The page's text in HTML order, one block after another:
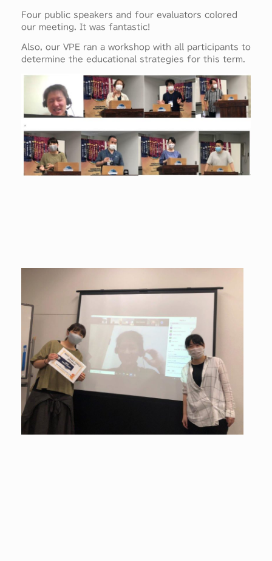
Four public speakers and four evaluators colored
our meeting. It was fantastic!
Also, our VPE ran a workshop with all participants to
determine the educational strategies for this term.